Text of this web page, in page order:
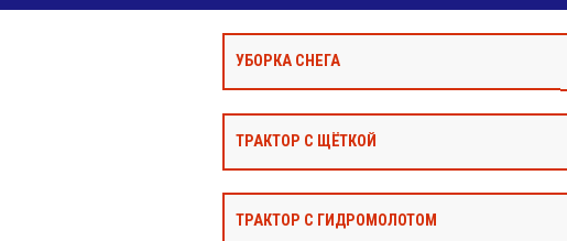
УБОРКА СНЕГА
ТРАКТОР С ЩЁТКОЙ
ТРАКТОР С ГИДРОМОЛОТОМ